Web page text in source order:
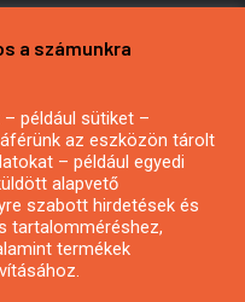
hírlevél
a számunkra
például sütiket –
az eszközön tárolt
– például egyedi
alapvető
szabott hirdetések és
tartalomméréshez,
termékek